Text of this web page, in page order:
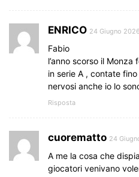
ENRICO 24 Giugno
Fabio
l’anno scorso il
in serie A , contate
nervosi anche io lo
Risposta
cuorematto 24
A me la cosa che
giocatori venivano